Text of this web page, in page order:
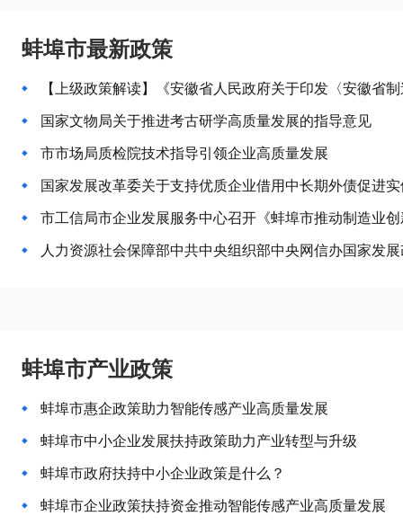
蚌埠市最新政策
国家文物局关于推进考古研学高质量发展的指导意见
市市场局质检院技术指导引领企业高质量发展
国家发展改革委关于支持优质企业借用中长期外债促进
蚌埠市产业政策
蚌埠市惠企政策助力智能传感产业高质量发展
蚌埠市中小企业发展扶持政策助力产业转型与升级
蚌埠市政府扶持中小企业政策是什么？
蚌埠市企业政策扶持资金推动智能传感产业高质量发展